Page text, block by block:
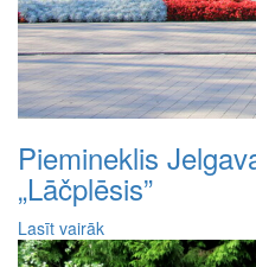
Piemineklis
„Lāčplēsis”
Lasīt vairāk